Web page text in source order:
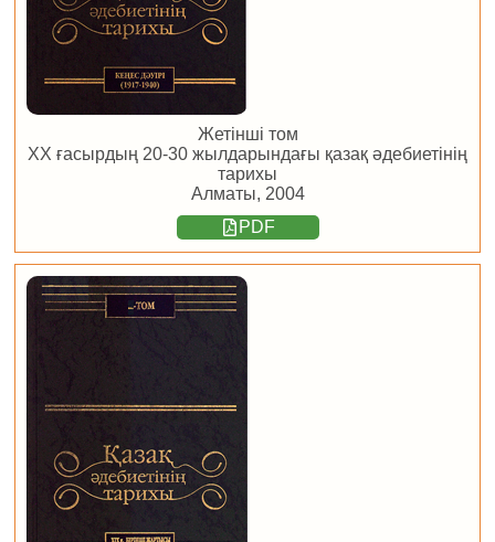
Жетінші том
ХХ ғасырдың 20-30 жылдарындағы қазақ әдебиетінің
тарихы
Алматы, 2004
PDF